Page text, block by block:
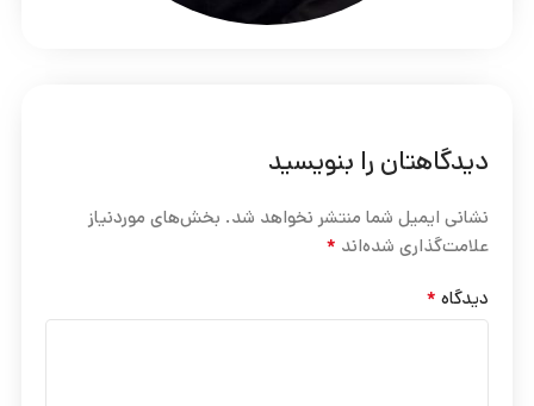
دیدگاهتان را بنویسید
نشانی ایمیل شما منتشر نخواهد شد. بخش‌های موردنیاز
علامت‌گذاری شده‌اند *
دیدگاه *